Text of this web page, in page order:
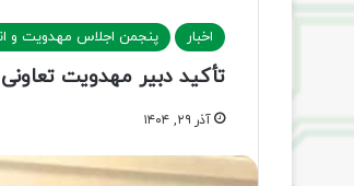
اخبار پنجمن اجلاس مهدویت و
تأکید دبیر مهدویت
آذر ۲۹, ۱۴۰۴